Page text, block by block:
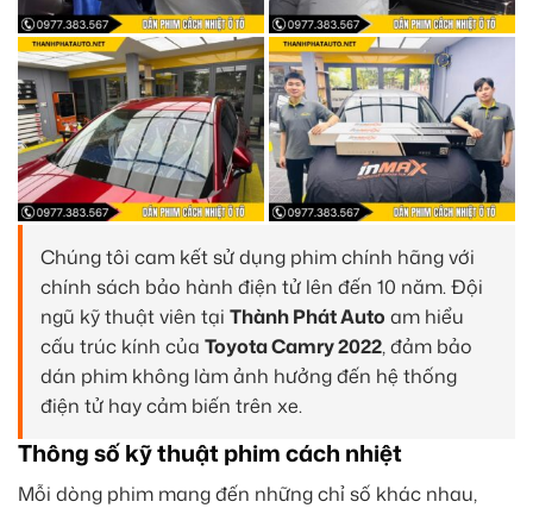
Chúng tôi cam kết sử dụng phim chính hãng với
chính sách bảo hành điện tử lên đến 10 năm. Đội
ngũ kỹ thuật viên tại Thành Phát Auto am hiểu
cấu trúc kính của Toyota Camry 2022, đảm bảo
dán phim không làm ảnh hưởng đến hệ thống
điện tử hay cảm biến trên xe.
Thông số kỹ thuật phim cách nhiệt
Mỗi dòng phim mang đến những chỉ số khác nhau,